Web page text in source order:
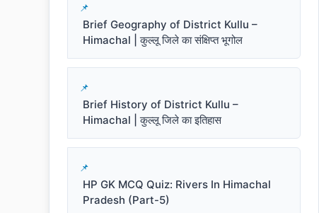
Brief Geography of District Kullu –
Himachal | कुल्लू जिले का संक्षिप्त भूगोल
Brief History of District Kullu –
Himachal | कुल्लू जिले का इतिहास
HP GK MCQ Quiz: Rivers In Himachal
Pradesh (Part-5)